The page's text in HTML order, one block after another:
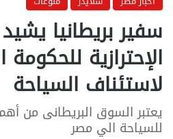
سفير بريطانيا يشيد
الإحترازية للحكومة
لاستئناف السياحة
يعتبر السوق البريطانى من
للسياحة الي مصر